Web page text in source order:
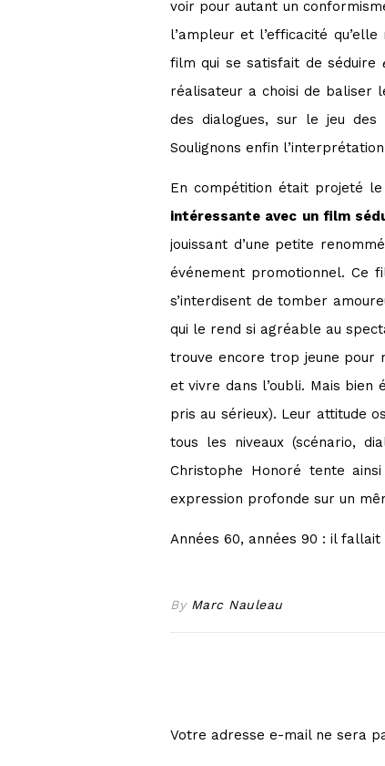
voir pour autant un
l’ampleur et l’efficacité
film qui se satisfait de séduire
réalisateur a choisi de baliser
des dialogues, sur le jeu
Soulignons enfin
En compétition était projeté
intéressante avec un film
jouissant d’une petite
événement promotionnel. Ce
s’interdisent de tomber
qui le rend si agréable au
trouve encore trop jeune pour
et vivre dans l’oubli. Mais bien
pris au sérieux). Leur attitude
tous les niveaux (scénario,
Christophe Honoré tente
expression profonde sur un
Années 60, années 90 : il
By Marc Nauleau
Votre adresse e-mail ne sera